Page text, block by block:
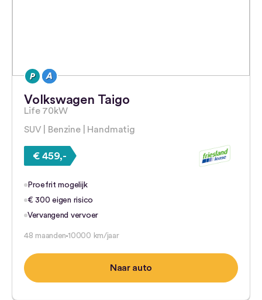
Volkswagen Taigo
Life 70kW
SUV | Benzine | Handmatig
€ 459,-
Proefrit mogelijk
€ 300 eigen risico
Vervangend vervoer
48 maanden 10000 km/jaar
Naar auto